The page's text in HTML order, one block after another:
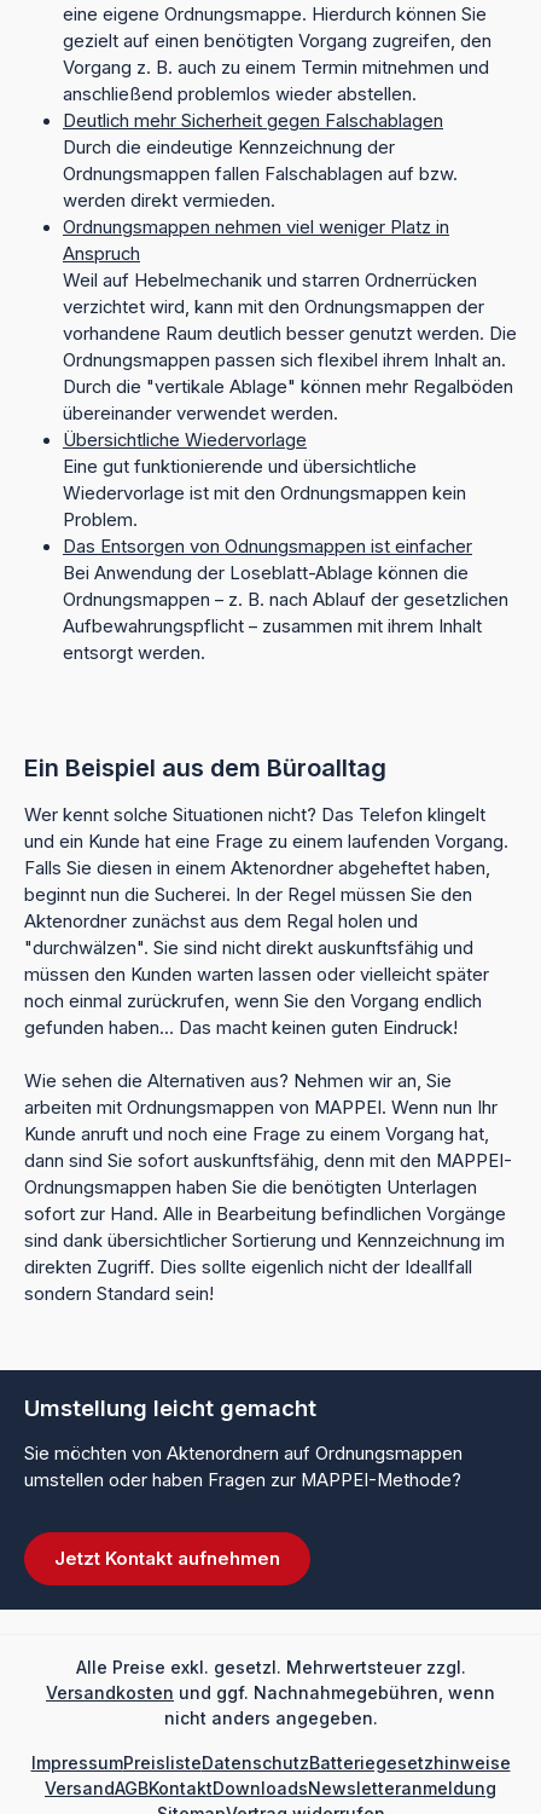
eine eigene Ordnungsmappe. Hierdurch können Sie
gezielt auf einen benötigten Vorgang zugreifen, den
Vorgang z. B. auch zu einem Termin mitnehmen und
anschließend problemlos wieder abstellen.
Deutlich mehr Sicherheit gegen Falschablagen
Durch die eindeutige Kennzeichnung der
Ordnungsmappen fallen Falschablagen auf bzw.
werden direkt vermieden.
Ordnungsmappen nehmen viel weniger Platz in
Anspruch
Weil auf Hebelmechanik und starren Ordnerrücken
verzichtet wird, kann mit den Ordnungsmappen der
vorhandene Raum deutlich besser genutzt werden. Die
Ordnungsmappen passen sich flexibel ihrem Inhalt an.
Durch die "vertikale Ablage" können mehr Regalböden
übereinander verwendet werden.
Übersichtliche Wiedervorlage
Eine gut funktionierende und übersichtliche
Wiedervorlage ist mit den Ordnungsmappen kein
Problem.
Das Entsorgen von Odnungsmappen ist einfacher
Bei Anwendung der Loseblatt-Ablage können die
Ordnungsmappen – z. B. nach Ablauf der gesetzlichen
Aufbewahrungspflicht – zusammen mit ihrem Inhalt
entsorgt werden.
Ein Beispiel aus dem Büroalltag
Wer kennt solche Situationen nicht? Das Telefon klingelt
und ein Kunde hat eine Frage zu einem laufenden Vorgang.
Falls Sie diesen in einem Aktenordner abgeheftet haben,
beginnt nun die Sucherei. In der Regel müssen Sie den
Aktenordner zunächst aus dem Regal holen und
"durchwälzen". Sie sind nicht direkt auskunftsfähig und
müssen den Kunden warten lassen oder vielleicht später
noch einmal zurückrufen, wenn Sie den Vorgang endlich
gefunden haben... Das macht keinen guten Eindruck!
Wie sehen die Alternativen aus? Nehmen wir an, Sie
arbeiten mit Ordnungsmappen von MAPPEI. Wenn nun Ihr
Kunde anruft und noch eine Frage zu einem Vorgang hat,
dann sind Sie sofort auskunftsfähig, denn mit den MAPPEI-
Ordnungsmappen haben Sie die benötigten Unterlagen
sofort zur Hand. Alle in Bearbeitung befindlichen Vorgänge
sind dank übersichtlicher Sortierung und Kennzeichnung im
direkten Zugriff. Dies sollte eigenlich nicht der Ideallfall
sondern Standard sein!
Umstellung leicht gemacht
Sie möchten von Aktenordnern auf Ordnungsmappen
umstellen oder haben Fragen zur MAPPEI-Methode?
Jetzt Kontakt aufnehmen
Alle Preise exkl. gesetzl. Mehrwertsteuer zzgl.
Versandkosten und ggf. Nachnahmegebühren, wenn
nicht anders angegeben.
ImpressumPreislisteDatenschutzBatteriegesetzhinweise
VersandAGBKontaktDownloadsNewsletteranmeldung